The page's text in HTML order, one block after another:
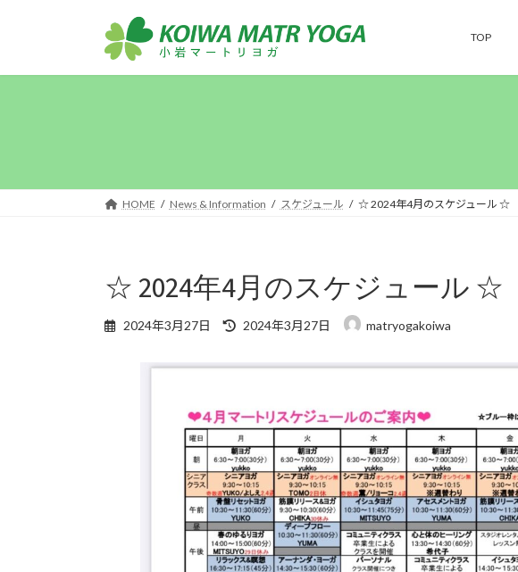
ン
ー
TOP
HOME News & Information スケジュール ☆ 2024年4月のスケジュール ☆
☆ 2024年4月のスケジュール ☆
2024年3月27日
最
:
2024年3月27日 matryogakoiwa